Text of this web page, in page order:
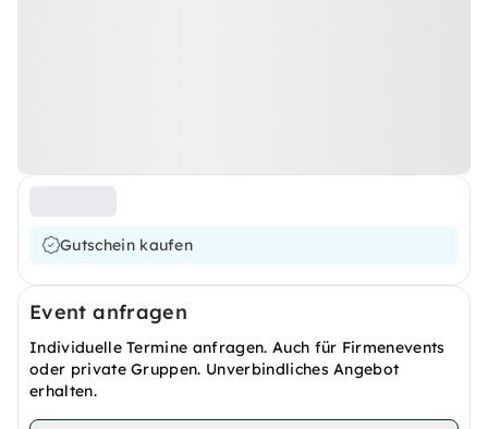
Gutschein kaufen
Event anfragen
Individuelle Termine anfragen. Auch für Firmenevents
oder private Gruppen. Unverbindliches Angebot
erhalten.